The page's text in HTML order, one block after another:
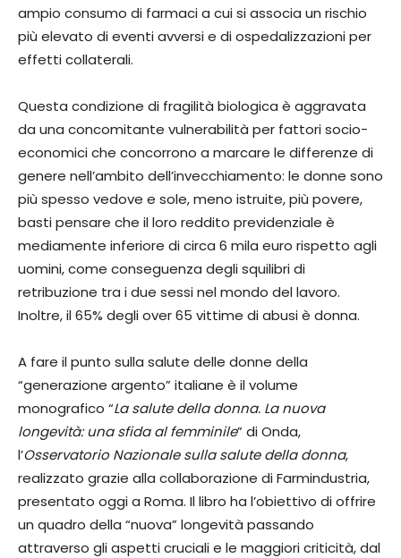
ampio consumo di farmaci a cui si associa un rischio
più elevato di eventi avversi e di ospedalizzazioni per
effetti collaterali.
Questa condizione di fragilità biologica è aggravata
da una concomitante vulnerabilità per fattori socio-
economici che concorrono a marcare le differenze di
genere nell’ambito dell’invecchiamento: le donne sono
più spesso vedove e sole, meno istruite, più povere,
basti pensare che il loro reddito previdenziale è
mediamente inferiore di circa 6 mila euro rispetto agli
uomini, come conseguenza degli squilibri di
retribuzione tra i due sessi nel mondo del lavoro.
Inoltre, il 65% degli over 65 vittime di abusi è donna.
A fare il punto sulla salute delle donne della
“generazione argento” italiane è il volume
monografico “La salute della donna. La nuova
longevità: una sfida al femminile” di Onda,
l’Osservatorio Nazionale sulla salute della donna,
realizzato grazie alla collaborazione di Farmindustria,
presentato oggi a Roma. Il libro ha l’obiettivo di offrire
un quadro della “nuova” longevità passando
attraverso gli aspetti cruciali e le maggiori criticità, dal